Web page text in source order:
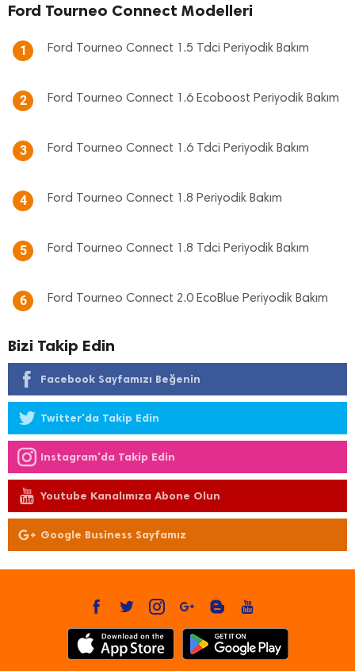
Ford Tourneo Connect Modelleri
1 Ford Tourneo Connect 1.5 Tdci Periyodik Bakım
2 Ford Tourneo Connect 1.6 Ecoboost Periyodik Bakım
3 Ford Tourneo Connect 1.6 Tdci Periyodik Bakım
4 Ford Tourneo Connect 1.8 Periyodik Bakım
5 Ford Tourneo Connect 1.8 Tdci Periyodik Bakım
6 Ford Tourneo Connect 2.0 EcoBlue Periyodik Bakım
Bizi Takip Edin
Facebook Sayfamızı Beğenin
Twitter'da Takip Edin
Instagram'da Takip Edin
Youtube Kanalımıza Abone Olun
Google Business Sayfamız